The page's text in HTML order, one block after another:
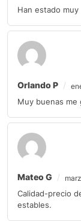
Han estado
Orlando P
Muy buenas me
Mateo G
Calidad-precio
estables.